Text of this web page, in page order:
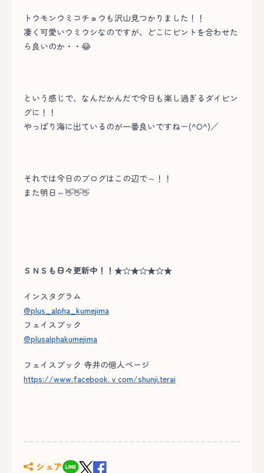
トウモンウミコチョウも沢山見つかりました！！
凄く可愛いウミウシなのですが、どこにピントを合わせた
ら良いのか・・😂
という感じで、なんだかんだで今日も楽し過ぎるダイビン
グに！！
やっぱり海に出ているのが一番良いですねー(^O^)／
それでは今日のブログはこの辺で～！！
また明日～👋👋👋
ＳＮＳも日々更新中！！★☆★☆★☆★
インスタグラム
@plus_alpha_kumejima
フェイスブック
@plusalphakumejima
フェイスブック 寺井の個人ページ
https://www.facebook.ｖcom/shunji.terai
シェア